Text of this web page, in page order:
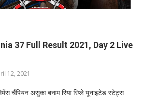
37 Full Result 2021, Day 2 Live
12, 2021
चैंपियन असुका बनाम रिया रिप्ले यूनाइटेड स्टेट्स